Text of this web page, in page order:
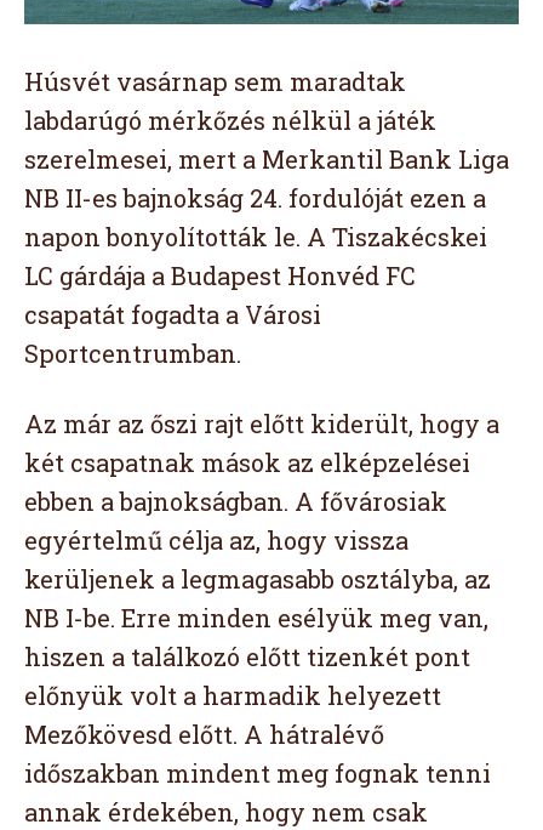
Húsvét vasárnap sem maradtak
labdarúgó mérkőzés nélkül a játék
szerelmesei, mert a Merkantil Bank Liga
NB II-es bajnokság 24. fordulóját ezen a
napon bonyolították le. A Tiszakécskei
LC gárdája a Budapest Honvéd FC
csapatát fogadta a Városi
Sportcentrumban.
Az már az őszi rajt előtt kiderült, hogy a
két csapatnak mások az elképzelései
ebben a bajnokságban. A fővárosiak
egyértelmű célja az, hogy vissza
kerüljenek a legmagasabb osztályba, az
NB I-be. Erre minden esélyük meg van,
hiszen a találkozó előtt tizenkét pont
előnyük volt a harmadik helyezett
Mezőkövesd előtt. A hátralévő
időszakban mindent meg fognak tenni
annak érdekében, hogy nem csak